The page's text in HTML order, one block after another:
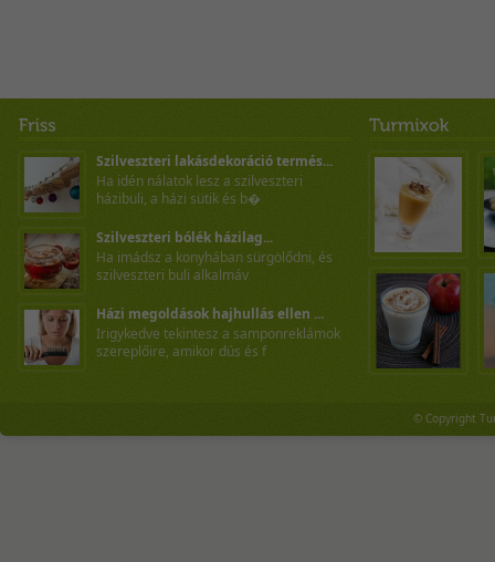
Szilveszteri lakásdekoráció termés...
Ha idén nálatok lesz a szilveszteri
házibuli, a házi sütik és b�
Szilveszteri bólék házilag...
Ha imádsz a konyhában sürgölődni, és
szilveszteri buli alkalmáv
Házi megoldások hajhullás ellen ...
Irigykedve tekintesz a samponreklámok
szereplőire, amikor dús és f
© Copyright